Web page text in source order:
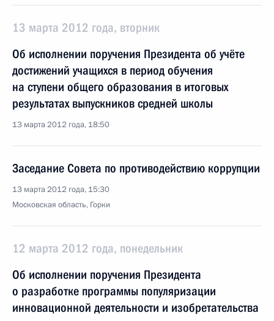
13 марта 2012 года, вторник
Об исполнении поручения Президента об учёте
достижений учащихся в период обучения
на ступени общего образования в итоговых
результатах выпускников средней школы
13 марта 2012 года, 18:50
Заседание Совета по противодействию коррупции
13 марта 2012 года, 15:30
Московская область, Горки
12 марта 2012 года, понедельник
Об исполнении поручения Президента
о разработке программы популяризации
инновационной деятельности и изобретательства